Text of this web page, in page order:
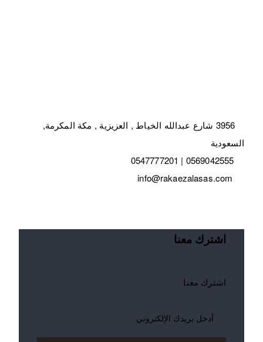
3956 شارع عبدالله الخياط , العزيزية , مكة المكرمة,
السعودية
اشترك معنا
اشترك معنا